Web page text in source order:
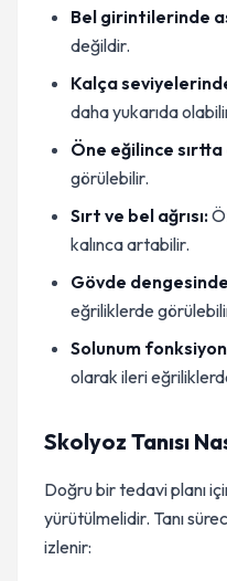
Bel girintilerinde
değildir.
Kalça
daha yukarıda
Öne eğilince sırtta
görülebilir.
Sırt ve bel ağrısı:
kalınca artabilir.
Gövde
eğriliklerde
Solunum
olarak ileri
Skolyoz Tanısı
Doğru bir tedavi planı
yürütülmelidir. Tanı
izlenir: